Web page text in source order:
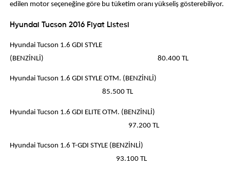
edilen motor seçeneğine göre bu tüketim oranı yükseliş gösterebiliyor.
Hyundai Tucson 2016 Fiyat Listesi
Hyundai Tucson 1.6 GDI STYLE
(BENZİNLİ) 80.400 TL
Hyundai Tucson 1.6 GDI STYLE OTM. (BENZİNLİ)
85.500 TL
Hyundai Tucson 1.6 GDI ELITE OTM. (BENZİNLİ)
97.200 TL
Hyundai Tucson 1.6 T-GDI STYLE (BENZİNLİ)
93.100 TL